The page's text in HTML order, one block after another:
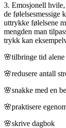
3. Emosjonell hvile,
de følelsesmessige
uttrykke følelsene
mengden man
trykk kan
🌸tilbringe tid alene
🌸redusere antall
🌸snakke med en
🌸praktisere
🌸skrive dagbok